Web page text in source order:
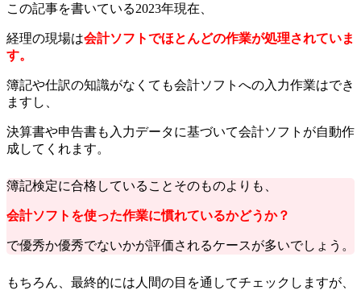
この記事を書いている2023年現在、
経理の現場は会計ソフトでほとんどの作業が処理されていま
す。
簿記や仕訳の知識がなくても会計ソフトへの入力作業はでき
ますし、
決算書や申告書も入力データに基づいて会計ソフトが自動作
成してくれます。
簿記検定に合格していることそのものよりも、
会計ソフトを使った作業に慣れているかどうか？
で優秀か優秀でないかが評価されるケースが多いでしょう。
もちろん、最終的には人間の目を通してチェックしますが、